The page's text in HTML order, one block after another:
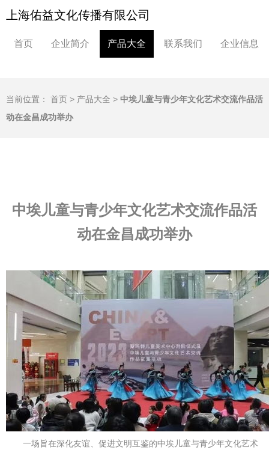
上海佑益文化传播有限公司
首页 企业简介 产品大全 联系我们 企业信息
当前位置： 首页 > 产品大全 > 中埃儿童与青少年文化艺术交流作品活
动在金昌成功举办
中埃儿童与青少年文化艺术交流作品活
动在金昌成功举办
一场旨在深化友谊、促进文明互鉴的中埃儿童与青少年文化艺术